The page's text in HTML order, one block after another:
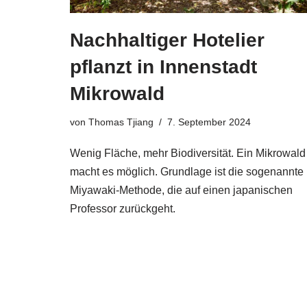
Nachhaltiger Hotelier
pflanzt in Innenstadt
Mikrowald
von Thomas Tjiang 7. September 2024
Wenig Fläche, mehr Biodiversität. Ein Mikrowald
macht es möglich. Grundlage ist die sogenannte
Miyawaki-Methode, die auf einen japanischen
Professor zurückgeht.